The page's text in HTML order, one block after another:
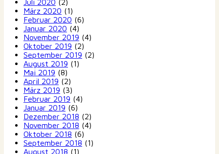
Juli 2020 (2)
März 2020 (1)
Februar 2020 (6)
Januar 2020 (4)
November 2019 (4)
Oktober 2019 (2)
September 2019 (2)
August 2019 (1)
Mai 2019 (8)
April 2019 (2)
März 2019 (3)
Februar 2019 (4)
Januar 2019 (6)
Dezember 2018 (2)
November 2018 (4)
Oktober 2018 (6)
September 2018 (1)
August 2018 (1)